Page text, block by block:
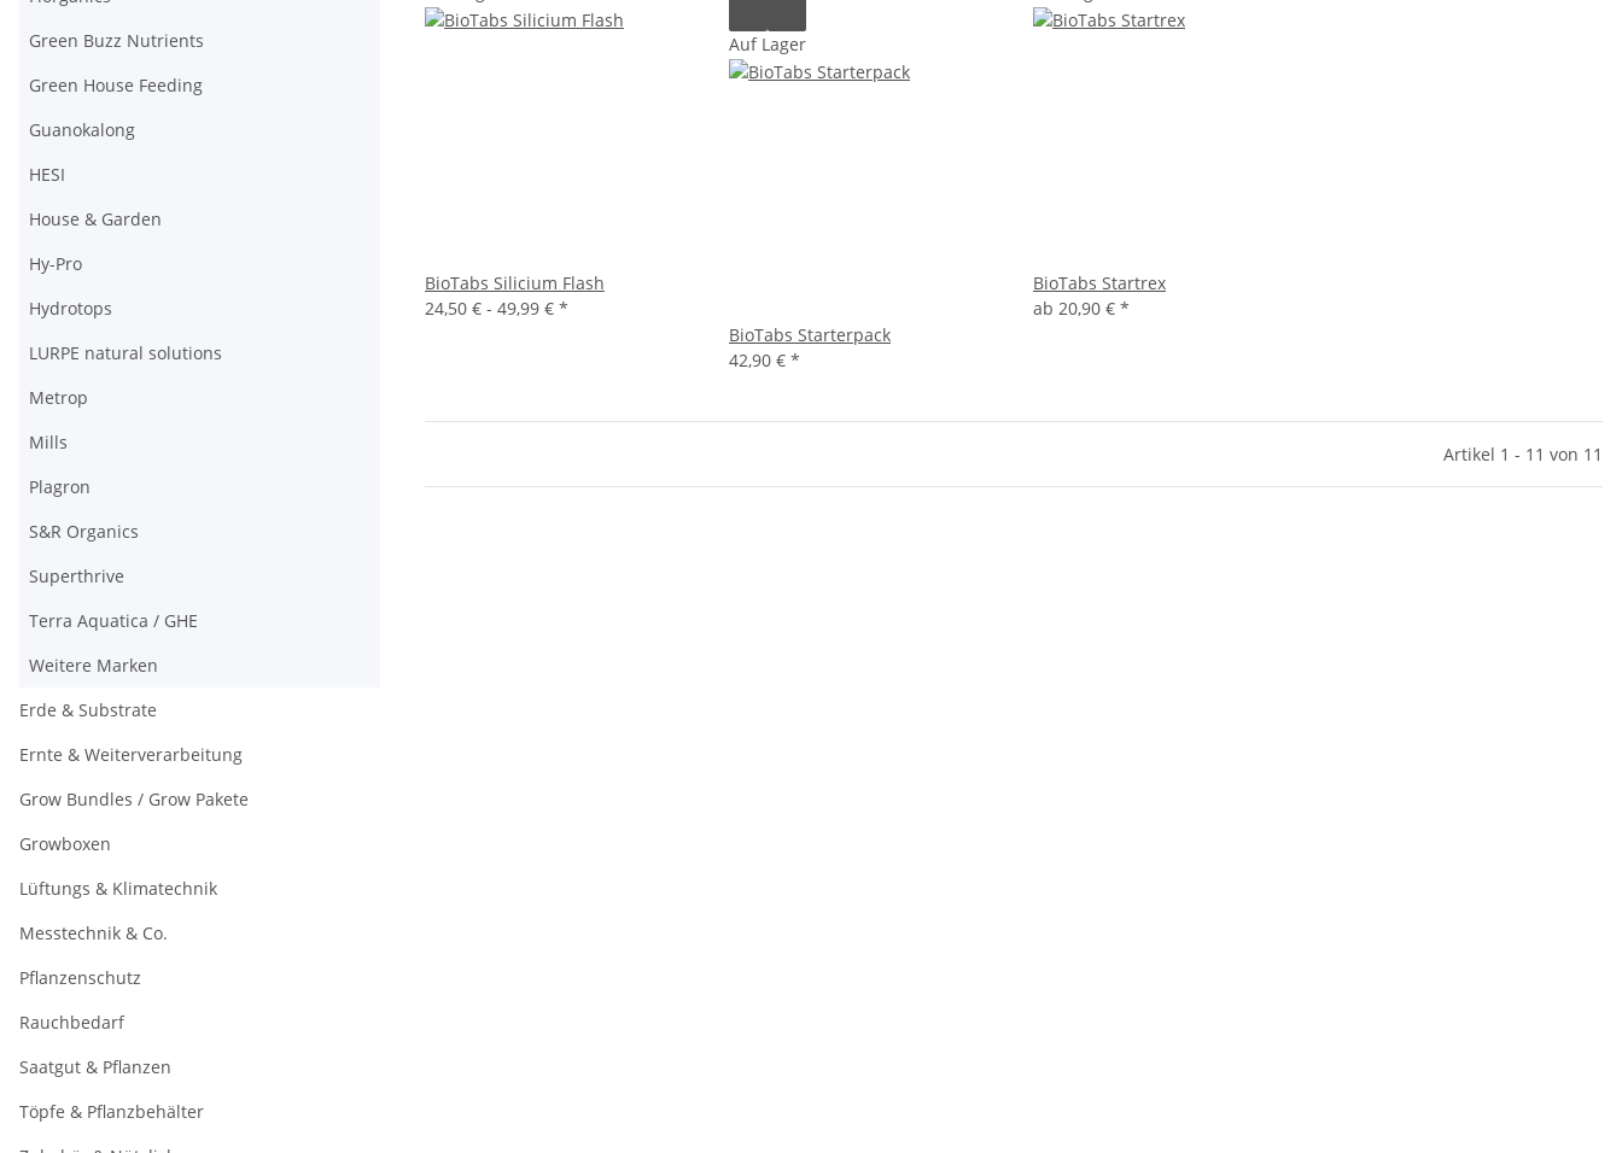
BioTabs Silicium Flash
24,50 € - 49,99 € *
Auf Lager
BioTabs Starterpack
42,90 € *
BioTabs Startrex
ab 20,90 € *
Artikel 1 - 11 von 11
Green Buzz Nutrients
Green House Feeding
Guanokalong
HESI
House & Garden
Hy-Pro
Hydrotops
LURPE natural solutions
Metrop
Mills
Plagron
S&R Organics
Superthrive
Terra Aquatica / GHE
Weitere Marken
Erde & Substrate
Ernte & Weiterverarbeitung
Grow Bundles / Grow Pakete
Growboxen
Lüftungs & Klimatechnik
Messtechnik & Co.
Pflanzenschutz
Rauchbedarf
Saatgut & Pflanzen
Töpfe & Pflanzbehälter